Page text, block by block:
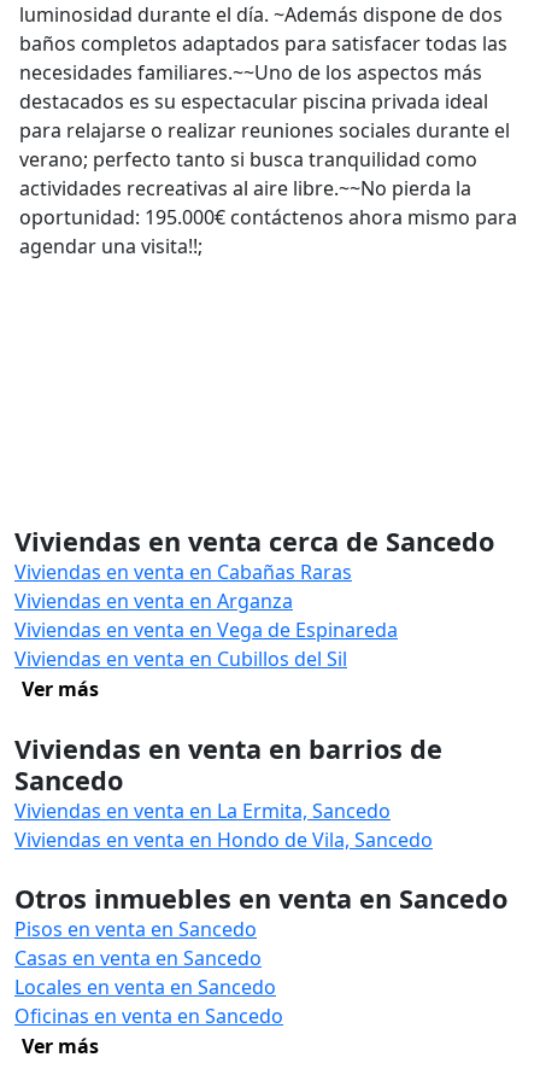
luminosidad durante el día. ~Además dispone de dos
baños completos adaptados para satisfacer todas las
necesidades familiares.~~Uno de los aspectos más
destacados es su espectacular piscina privada ideal
para relajarse o realizar reuniones sociales durante el
verano; perfecto tanto si busca tranquilidad como
actividades recreativas al aire libre.~~No pierda la
oportunidad: 195.000€ contáctenos ahora mismo para
agendar una visita!!;
Viviendas en venta cerca de Sancedo
Viviendas en venta en Cabañas Raras
Viviendas en venta en Arganza
Viviendas en venta en Vega de Espinareda
Viviendas en venta en Cubillos del Sil
Ver más
Viviendas en venta en barrios de
Sancedo
Viviendas en venta en La Ermita, Sancedo
Viviendas en venta en Hondo de Vila, Sancedo
Otros inmuebles en venta en Sancedo
Pisos en venta en Sancedo
Casas en venta en Sancedo
Locales en venta en Sancedo
Oficinas en venta en Sancedo
Ver más